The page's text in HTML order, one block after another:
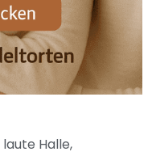
Halle,